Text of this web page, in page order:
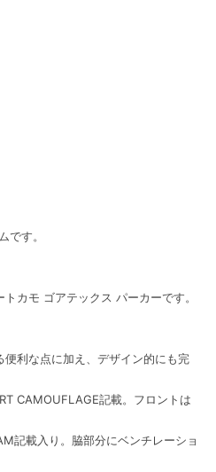
です。
カモ ゴアテックス パーカーです。
利な点に加え、デザイン的にも完
CAMOUFLAGE記載。フロントは
記載入り。脇部分にベンチレーショ